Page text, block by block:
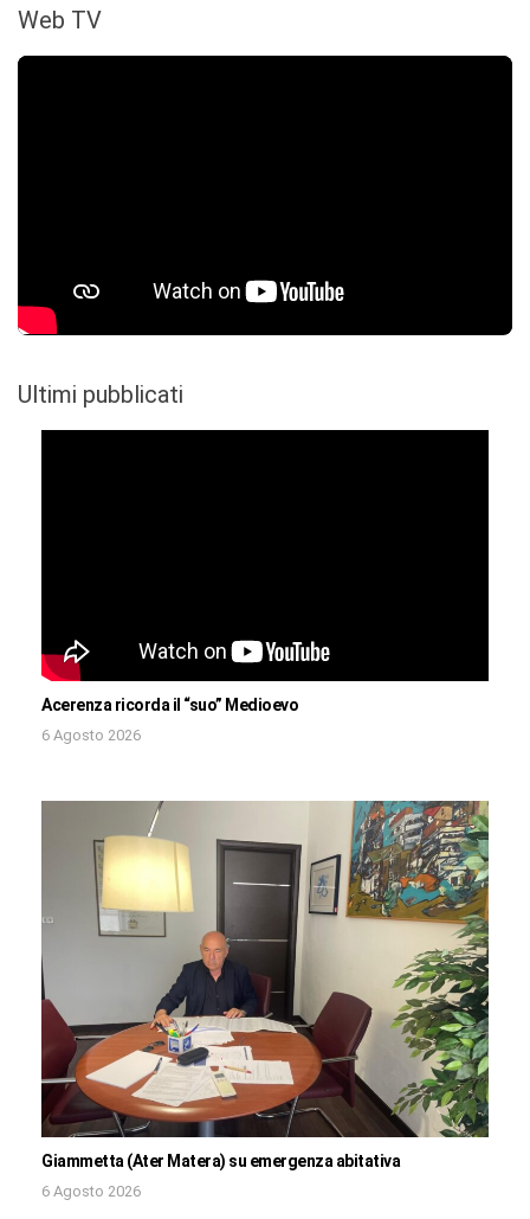
Web TV
Ultimi pubblicati
Acerenza ricorda il “suo” Medioevo
6 Agosto 2026
Giammetta (Ater Matera) su emergenza abitativa
6 Agosto 2026